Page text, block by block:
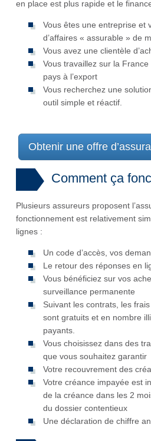
en place est plus rapide et le
Vous êtes une entreprise et
d’affaires « assurable » de
Vous avez une clientèle
Vous travaillez sur la
pays à l’export
Vous recherchez une
outil simple et réactif.
Obtenir une offre
Comment ça
Plusieurs assureurs proposent
fonctionnement est relativement
lignes :
Un code d’accès, vos
Le retour des réponses en
Vous bénéficiez sur vos
surveillance permanente
Suivant les contrats, les
sont gratuits et en nombre
payants.
Vous choisissez dans des
que vous souhaitez garantir
Votre recouvrement des
Votre créance impayée est
de la créance dans les 2
du dossier contentieux
Une déclaration de chiffre